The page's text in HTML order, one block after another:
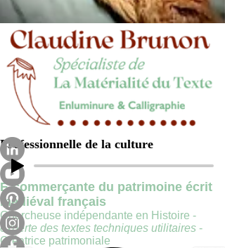
Professionnelle de la culture
E-commerçante du patrimoine écrit
médiéval français
Chercheuse indépendante en Histoire -
experte des textes techniques utilitaires -
Créatrice patrimoniale